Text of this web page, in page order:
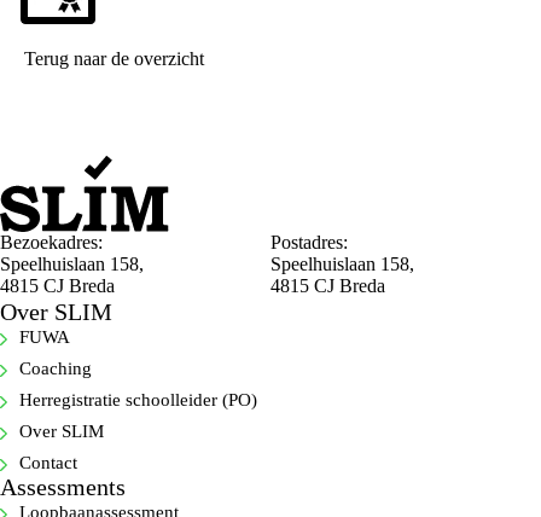
Terug naar de overzicht
Bezoekadres:
Speelhuislaan 158,
4815 CJ Breda
Postadres:
Speelhuislaan 158,
4815 CJ Breda
Over SLIM
FUWA
Coaching
Herregistratie schoolleider (PO)
Over SLIM
Contact
Assessments
Loopbaanassessment